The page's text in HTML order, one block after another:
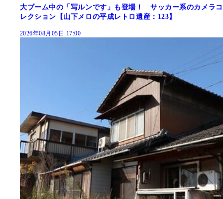
大ブーム中の「写ルンです」も登場！ サッカー系のカメラコ
レクション【山下メロの平成レトロ遺産：123】
2026年08月05日 17:00